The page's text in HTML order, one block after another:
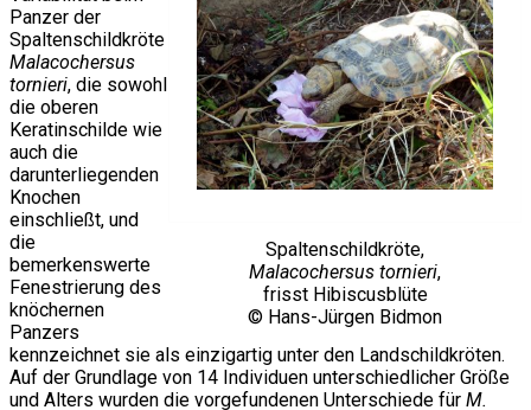
Spaltenschildkröte,
Malacochersus tornieri,
frisst Hibiscusblüte
© Hans-Jürgen Bidmon
Panzer der
Spaltenschildkröte
Malacochersus
tornieri, die sowohl
die oberen
Keratinschilde wie
auch die
darunterliegenden
Knochen
einschließt, und
die
bemerkenswerte
Fenestrierung des
knöchernen
Panzers
kennzeichnet sie als einzigartig unter den Landschildkröten.
Auf der Grundlage von 14 Individuen unterschiedlicher Größe
und Alters wurden die vorgefundenen Unterschiede für M.